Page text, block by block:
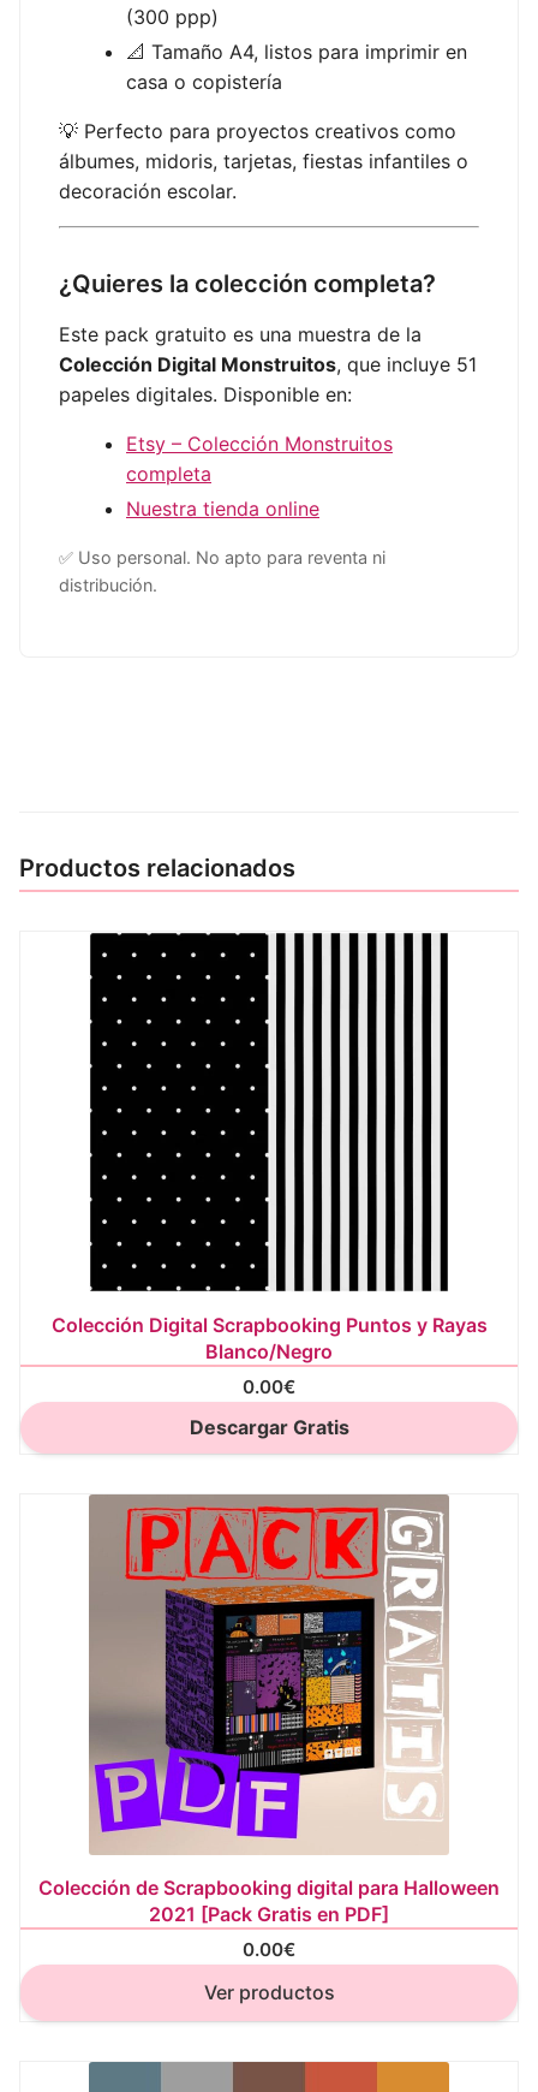
(300 ppp)
📐 Tamaño A4, listos para imprimir en
casa o copistería
💡 Perfecto para proyectos creativos como
álbumes, midoris, tarjetas, fiestas infantiles o
decoración escolar.
¿Quieres la colección completa?
Este pack gratuito es una muestra de la
Colección Digital Monstruitos, que incluye 51
papeles digitales. Disponible en:
Etsy – Colección Monstruitos
completa
Nuestra tienda online
✅ Uso personal. No apto para reventa ni
distribución.
Productos relacionados
Colección Digital Scrapbooking Puntos y Rayas
Blanco/Negro
0.00€
Descargar Gratis
Colección de Scrapbooking digital para Halloween
2021 [Pack Gratis en PDF]
0.00€
Ver productos